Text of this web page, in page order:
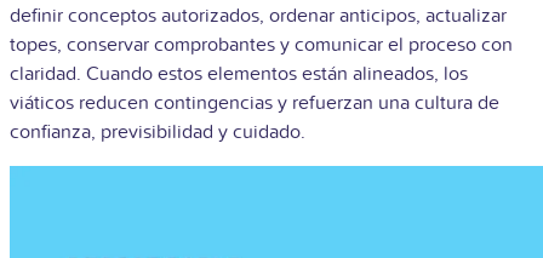
definir conceptos autorizados, ordenar anticipos, actualizar
topes, conservar comprobantes y comunicar el proceso con
claridad. Cuando estos elementos están alineados, los
viáticos reducen contingencias y refuerzan una cultura de
confianza, previsibilidad y cuidado.